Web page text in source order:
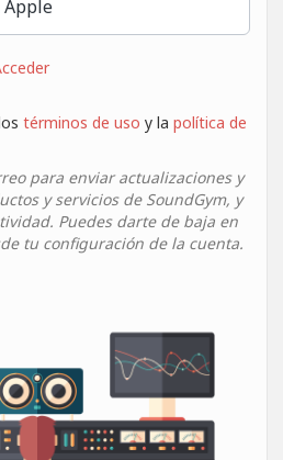
términos de uso y la política de
para enviar actualizaciones y
y servicios de SoundGym, y
Puedes darte de baja en
tu configuración de la cuenta.